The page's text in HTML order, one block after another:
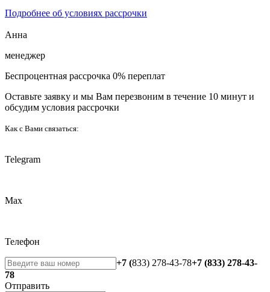
Подробнее об условиях рассрочки
Анна
менеджер
Беспроцентная рассрочка 0% переплат
Оставьте заявку и мы Вам перезвоним в течение 10 минут и
обсудим условия рассрочки
Как с Вами связаться:
Telegram
Max
Телефон
+7 (833) 278-43-78+7 (833) 278-43-
78
Отправить